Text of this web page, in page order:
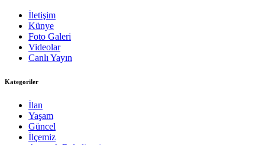
İletişim
Künye
Foto Galeri
Videolar
Canlı Yayın
Kategoriler
İlan
Yaşam
Güncel
İlçemiz